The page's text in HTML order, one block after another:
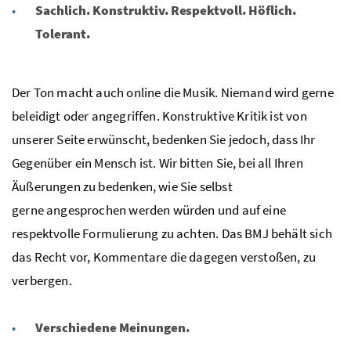
Sachlich. Konstruktiv. Respektvoll. Höflich.
Tolerant.
Der Ton macht auch online die Musik. Niemand wird gerne
beleidigt oder angegriffen. Konstruktive Kritik ist von
unserer Seite erwünscht, bedenken Sie jedoch, dass Ihr
Gegenüber ein Mensch ist. Wir bitten Sie, bei all Ihren
Äußerungen zu bedenken, wie Sie selbst
gerneangesprochen werden würden und auf eine
respektvolle Formulierung zu achten. Das BMJ behält sich
das Recht vor, Kommentare die dagegen verstoßen, zu
verbergen.
Verschiedene Meinungen.